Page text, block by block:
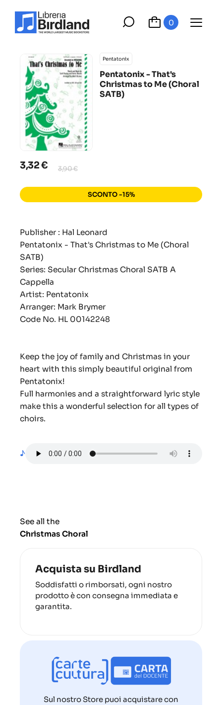
0
Pentatonix
Pentatonix - That's
Christmas to Me (Choral
SATB)
3,32 € 3,90 €
SCONTO -15%
Publisher : Hal Leonard
Pentatonix - That's Christmas to Me (Choral
SATB)
Series: Secular Christmas Choral SATB A
Cappella
Artist: Pentatonix
Arranger: Mark Brymer
Code No. HL 00142248
Keep the joy of family and Christmas in your
heart with this simply beautiful original from
Pentatonix!
Full harmonies and a straightforward lyric style
make this a wonderful selection for all types of
choirs.
♪
See all the
Christmas Choral
Acquista su Birdland
Soddisfatti o rimborsati, ogni nostro
prodotto è con consegna immediata e
garantita.
Sul nostro Store puoi acquistare con